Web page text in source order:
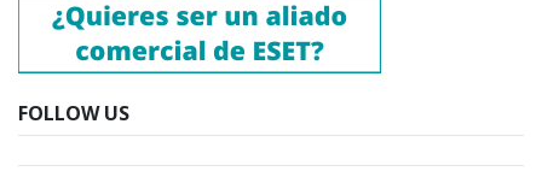
FOLLOW US